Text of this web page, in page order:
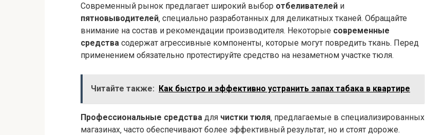
Современный рынок предлагает широкий выбор отбеливателей и
пятновыводителей ‚ специально разработанных для деликатных тканей. Обращайте
внимание на состав и рекомендации производителя. Некоторые современные
средства содержат агрессивные компоненты‚ которые могут повредить ткань. Перед
применением обязательно протестируйте средство на незаметном участке тюля.
Читайте также: Как быстро и эффективно устранить запах табака в квартире
Профессиональные средства для чистки тюля ‚ предлагаемые в специализированных
магазинах‚ часто обеспечивают более эффективный результат‚ но и стоят дороже.